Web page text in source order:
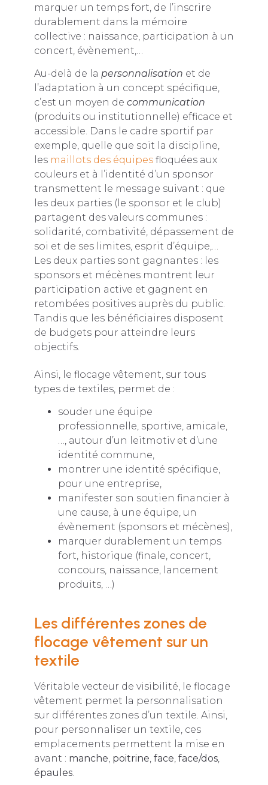
marquer un temps fort, de l’inscrire
durablement dans la mémoire
collective : naissance, participation à un
concert, évènement,…
Au-delà de la personnalisation et de
l’adaptation à un concept spécifique,
c’est un moyen de communication
(produits ou institutionnelle) efficace et
accessible. Dans le cadre sportif par
exemple, quelle que soit la discipline,
les maillots des équipesfloquées aux
couleurs et à l’identité d’un sponsor
transmettent le message suivant : que
les deux parties (le sponsor et le club)
partagent des valeurs communes :
solidarité, combativité, dépassement de
soi et de ses limites, esprit d’équipe,…
Les deux parties sont gagnantes : les
sponsors et mécènes montrent leur
participation active et gagnent en
retombées positives auprès du public.
Tandis que les bénéficiaires disposent
de budgets pour atteindre leurs
objectifs.
Ainsi, le flocage vêtement, sur tous
types de textiles, permet de :
souder une équipe
professionnelle, sportive, amicale,
…, autour d’un leitmotiv et d’une
identité commune,
montrer une identité spécifique,
pour une entreprise,
manifester son soutien financier à
une cause, à une équipe, un
évènement (sponsors et mécènes),
marquer durablement un temps
fort, historique (finale, concert,
concours, naissance, lancement
produits, …)
Les différentes zones de
flocage vêtement sur un
textile
Véritable vecteur de visibilité, le flocage
vêtement permet la personnalisation
sur différentes zones d’un textile. Ainsi,
pour personnaliser un textile, ces
emplacements permettent la mise en
avant : manche, poitrine, face, face/dos,
épaules.